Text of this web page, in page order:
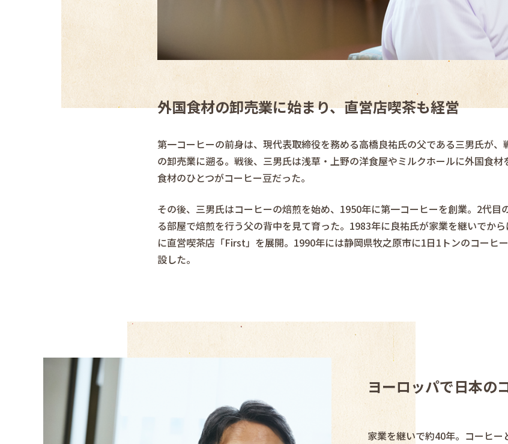
外国食材の卸売業に始まり、直営店喫茶も経営
第一コーヒーの前身は、現代表取締役を務める高橋良祐氏の父である三男氏が
の卸売業に遡る。戦後、三男氏は浅草・上野の洋食屋やミルクホールに外国食
食材のひとつがコーヒー豆だった。
その後、三男氏はコーヒーの焙煎を始め、1950年に第一コーヒーを創業。2代目
る部屋で焙煎を行う父の背中を見て育った。1983年に良祐氏が家業を継いでか
に直営喫茶店「First」を展開。1990年には静岡県牧之原市に1日1トンのコーヒ
設した。
ヨーロッパで日本の
家業を継いで約40年。コーヒ